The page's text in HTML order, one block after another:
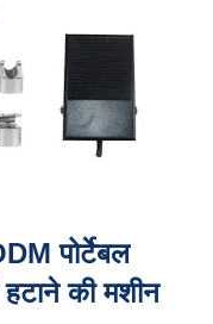
पोर्टेबल
की मशीन